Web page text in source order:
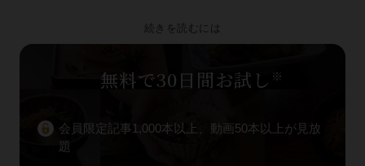
続きを読むには
無料で30日間お試し ※
会員限定記事1,000本以上、動画50本以上が見放
題